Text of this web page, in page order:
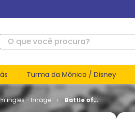
que você procura?
Turma da Mônica / Disney
inglês - Image
Battle of
the